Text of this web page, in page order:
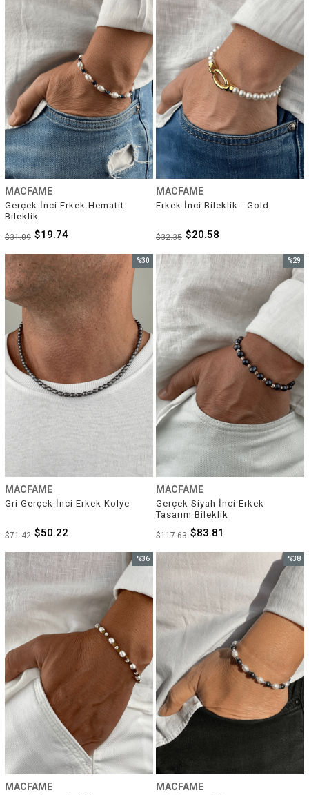
MACFAME
Gerçek İnci Erkek Hematit
Bileklik
$19.74
$31.09
MACFAME
Erkek İnci Bileklik - Gold
$20.58
$32.35
MACFAME
Gri Gerçek İnci Erkek Kolye
$50.22
$71.42
%30
İndirim
%30İndirim
MACFAME
Gerçek Siyah İnci Erkek
Tasarım Bileklik
$83.81
$117.63
%29
İndirim
MACFAME
%36
MACFAME
%38
İndirim